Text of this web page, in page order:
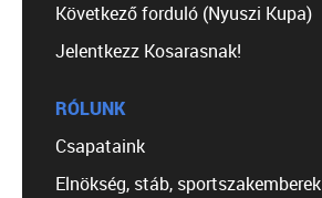
Következő forduló (Nyuszi Kupa)
Jelentkezz Kosarasnak!
RÓLUNK
Csapataink
Elnökség, stáb, sportszakemberek